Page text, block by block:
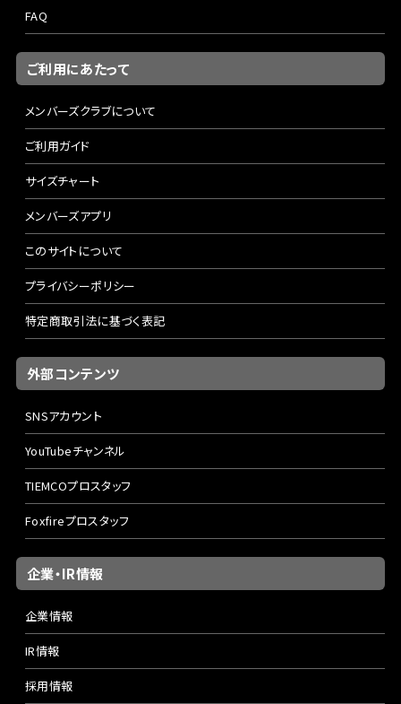
FAQ
ご利用にあたって
メンバーズクラブについて
ご利用ガイド
サイズチャート
メンバーズアプリ
このサイトについて
プライバシーポリシー
特定商取引法に基づく表記
外部コンテンツ
SNSアカウント
YouTubeチャンネル
TIEMCOプロスタッフ
Foxfireプロスタッフ
企業・IR情報
企業情報
IR情報
採用情報